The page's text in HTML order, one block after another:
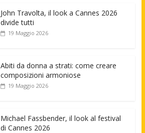
John Travolta, il look a Cannes 2026
divide tutti
19 Maggio 2026
Abiti da donna a strati: come creare
composizioni armoniose
19 Maggio 2026
Michael Fassbender, il look al festival
di Cannes 2026